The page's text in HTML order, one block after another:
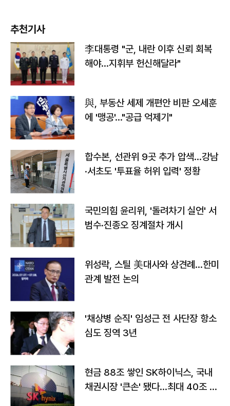
추천기사
李대통령 "군, 내란 이후 신뢰 회복
해야…지휘부 헌신해달라"
與, 부동산 세제 개편안 비판 오세훈
에 '맹공'…"공급 억제기"
합수본, 선관위 9곳 추가 압색…강남
·서초도 '투표율 허위 입력' 정황
국민의힘 윤리위, '돌려차기 실언' 서
범수·진종오 징계절차 개시
위성락, 스틸 美대사와 상견례…한미
관계 발전 논의
'채상병 순직' 임성근 전 사단장 항소
심도 징역 3년
현금 88조 쌓인 SK하이닉스, 국내
채권시장 '큰손' 됐다…최대 40조 투